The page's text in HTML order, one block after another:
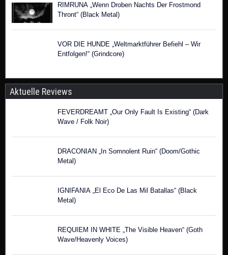
RIMRUNA „Wenn Droben Nachts Der Frostmond
Thront“ (Black Metal)
VOR DIE HUNDE „Weltmarktführer Befiehl – Wir
Entfolgen!“ (Grindcore)
Aktuelle Reviews
FEVERDREAMT „Our Only Fault Is Existing“ (Dark
Wave / Folk Noir)
DRACONIAN „In Somnolent Ruin“ (Doom/Gothic
Metal)
IGNIFANIA „El Eco De Las Mil Batallas“ (Black
Metal)
REQUIEM IN WHITE „The Visible Heaven“ (Goth
Wave/Heavenly Voices)